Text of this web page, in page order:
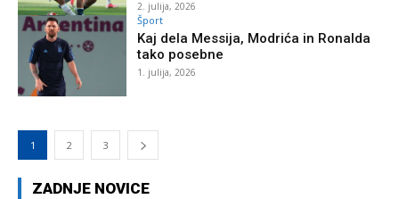
2. julija, 2026
Šport
Kaj dela Messija, Modrića in Ronalda
tako posebne
1. julija, 2026
1 2 3
ZADNJE NOVICE